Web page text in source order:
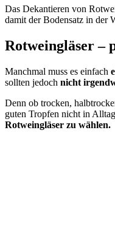
Das Dekantieren von
damit der Bodensatz in der
Rotweingläser –
Manchmal muss es einfach
sollten jedoch nicht
Denn ob trocken,
guten Tropfen nicht in
Rotweingläser zu wählen.